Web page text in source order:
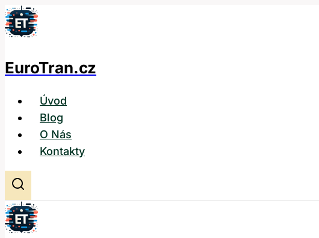
Přeskočit
na
EuroTran.cz
Úvod
Blog
O Nás
Kontakty